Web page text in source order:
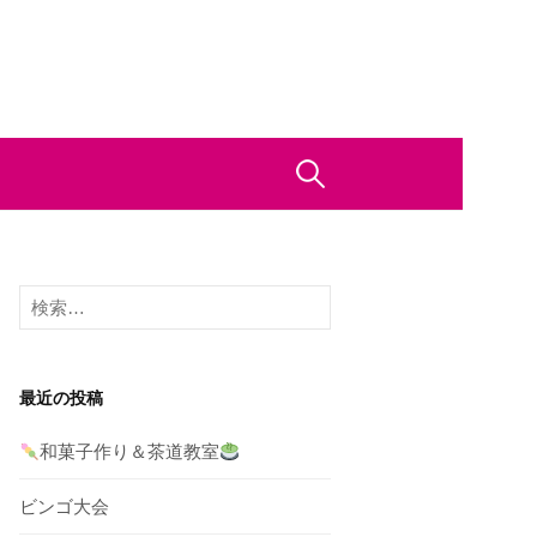
検
検
索:
最近の投稿
和菓子作り＆茶道教室
ビンゴ大会